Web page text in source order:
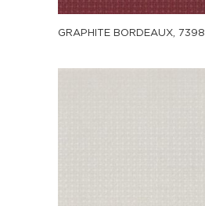
GRAPHITE BORDEAUX,